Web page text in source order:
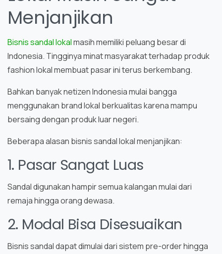
Menjanjikan
Bisnis sandal lokalmasih memiliki peluang besar di
Indonesia. Tingginya minat masyarakat terhadap produk
fashion lokal membuat pasar ini terus berkembang.
Bahkan banyak netizen Indonesia mulai bangga
menggunakan brand lokal berkualitas karena mampu
bersaing dengan produk luar negeri.
Beberapa alasan bisnis sandal lokal menjanjikan:
1. Pasar Sangat Luas
Sandal digunakan hampir semua kalangan mulai dari
remaja hingga orang dewasa.
2. Modal Bisa Disesuaikan
Bisnis sandal dapat dimulai dari sistem pre-order hingga